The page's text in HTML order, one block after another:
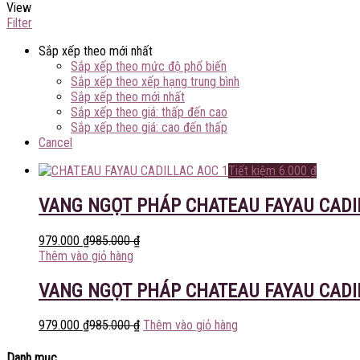
View
Filter
Sắp xếp theo mới nhất
Sắp xếp theo mức độ phổ biến
Sắp xếp theo xếp hạng trung bình
Sắp xếp theo mới nhất
Sắp xếp theo giá: thấp đến cao
Sắp xếp theo giá: cao đến thấp
Cancel
Tiết kiệm 6.000 ₫
VANG NGỌT PHÁP CHATEAU FAYAU
979.000 ₫985.000₫
Thêm vào giỏ hàng
VANG NGỌT PHÁP CHATEAU FAYAU
979.000 ₫985.000₫ Thêm vào giỏ hàng